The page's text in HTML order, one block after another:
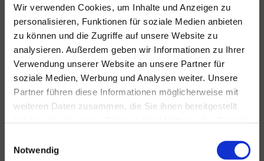
Wir verwenden Cookies, um Inhalte und Anzeigen zu
personalisieren, Funktionen für soziale Medien anbieten
zu können und die Zugriffe auf unsere Website zu
analysieren. Außerdem geben wir Informationen zu Ihrer
Verwendung unserer Website an unsere Partner für
soziale Medien, Werbung und Analysen weiter. Unsere
Partner führen diese Informationen möglicherweise mit
weiteren Daten zusammen, die Sie ihnen bereitgestellt
Notwendig